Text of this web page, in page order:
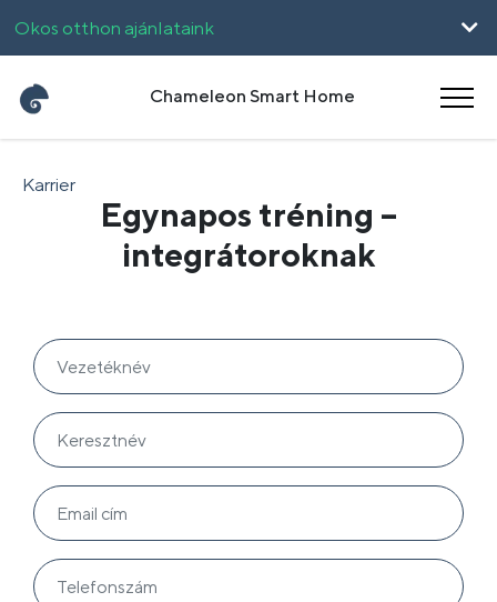
Okos otthon ajánlataink
Vállalkozásoknak
UpHome
Karrier
English Română
Chameleon Smart Home
Egynapos tréning –
integrátoroknak